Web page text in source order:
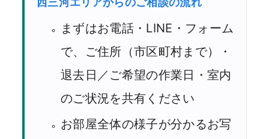
まずはお電話・LINE・フォーム
で、ご住所（市区町村まで）・
退去日／ご希望の作業日・室内
のご状況を共有ください
お部屋全体の様子が分かるお写